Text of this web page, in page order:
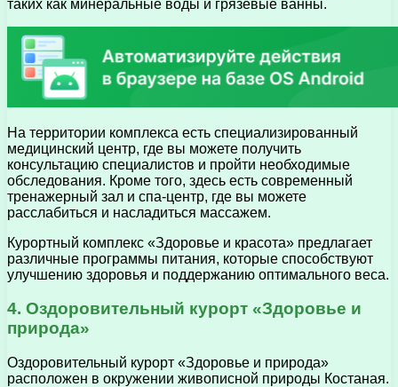
таких как минеральные воды и грязевые ванны.
На территории комплекса есть специализированный
медицинский центр, где вы можете получить
консультацию специалистов и пройти необходимые
обследования. Кроме того, здесь есть современный
тренажерный зал и спа-центр, где вы можете
расслабиться и насладиться массажем.
Курортный комплекс «Здоровье и красота» предлагает
различные программы питания, которые способствуют
улучшению здоровья и поддержанию оптимального веса.
4. Оздоровительный курорт «Здоровье и
природа»
Оздоровительный курорт «Здоровье и природа»
расположен в окружении живописной природы Костаная.